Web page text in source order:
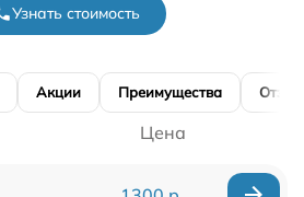
Узнать стоимость
Акции Преимущества
Цена